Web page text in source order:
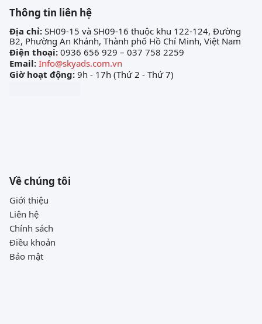
Thông tin liên hệ
Địa chỉ: SH09-15 và SH09-16 thuộc khu 122-124, Đường
B2, Phường An Khánh, Thành phố Hồ Chí Minh, Việt Nam
Điện thoại: 0936 656 929 – 037 758 2259
Email: Info@skyads.com.vn
Giờ hoạt động: 9h - 17h (Thứ 2 - Thứ 7)
Về chúng tôi
Giới thiệu
Liên hệ
Chính sách
Điều khoản
Bảo mật